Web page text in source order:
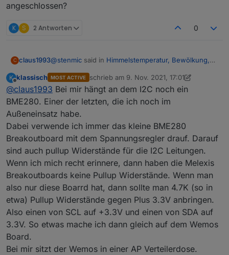
angeschlossen?
K S 2 Antworten 0
C claus1993@stenmic said in Himmelstemperatur, Bewölkung,
@klassisch
Erstmal Danke für deine ausführliche
Bei mir geht ESP Easy problemlos, der Sensor
ist schon im Paket drin.
Ich musste lediglich auf "Force Slow I2C
speed" stellen.
Hatte es schon versucht aber leider hat es bei mir
nicht geklappt. Denke ich werde es noch mal
angehen...
Hast du den Sensor direkt an den ESP
angeschlossen oder noch irgendwelche
Wiederstände dazwischen geschaltet?
Sind an dem ESP noch weitere I2C Sensoren
angeschlossen?
K
Offline
klassisch MOST ACTIVE schrieb am 9. Nov. 2021, 17:01
zuletzt editiert von klassisch11. Sept. 2021,
@claus1993 Bei mir hängt an dem I2C noch ein
BME280. Einer der letzten, die ich noch im
Außeneinsatz habe.
Dabei verwende ich immer das kleine BME280
Breakoutboard mit dem Spannungsregler drauf. Darauf
sind auch pullup Widerstände für die I2C Leitungen.
Wenn ich mich recht erinnere, dann haben die Melexis
Breakoutboards keine Pullup Widerstände. Wenn man
also nur diese Boarrd hat, dann sollte man 4.7K (so in
etwa) Pullup Widerstände gegen Plus 3.3V anbringen.
Also einen von SCL auf +3.3V und einen von SDA auf
3.3V. So etwas mache ich dann gleich auf dem Wemos
Board.
Bei mir sitzt der Wemos in einer AP Verteilerdose.